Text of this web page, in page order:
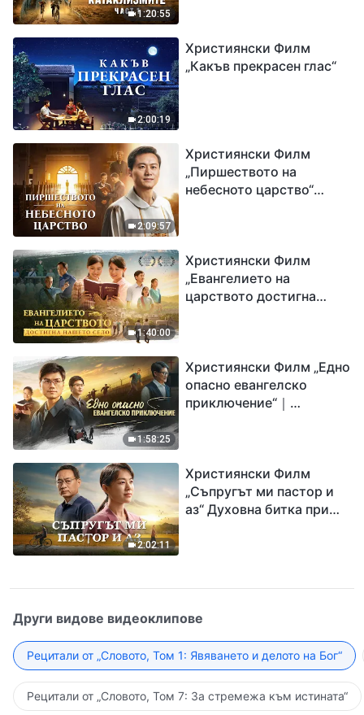
1:20:55
2:00:19
Християнски Филм
„Какъв прекрасен глас“
2:09:57
Християнски Филм
„Пиршеството на
небесното царство“
1:40:00
Християнски Филм
„Евангелието на
царството достигна
1:58:25
Християнски Филм „Едно
опасно евангелско
приключение“｜
Исус
2:02:11
Християнски Филм
„Съпругът ми пастор и
аз“ Духовна битка при
Други видове видеоклипове
Рецитали от „Словото, Том 1: Явяването и делото на Бог“
Рецитали от „Словото, Том 7: За стремежа към истината“